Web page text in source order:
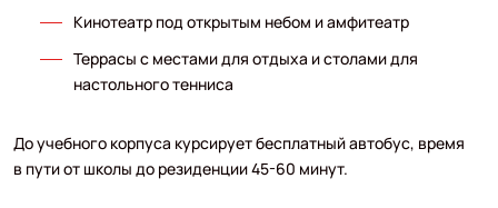
Кинотеатр под открытым небом и амфитеатр
Террасы с местами для отдыха и столами для
настольного тенниса
До учебного корпуса курсирует бесплатный автобус, время
в пути от школы до резиденции 45-60 минут.